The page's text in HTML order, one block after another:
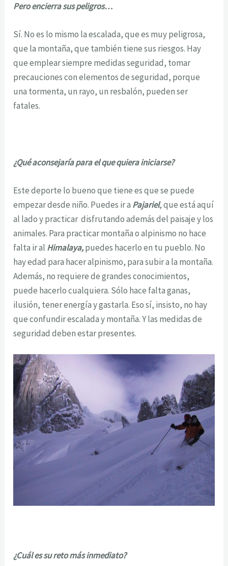
Pero encierra sus peligros…
Sí. No es lo mismo la escalada, que es muy peligrosa,
que la montaña, que también tiene sus riesgos. Hay
que emplear siempre medidas seguridad, tomar
precauciones con elementos de seguridad, porque
una tormenta, un rayo, un resbalón, pueden ser
fatales.
¿Qué aconsejaría para el que quiera iniciarse?
Este deporte lo bueno que tiene es que se puede
empezar desde niño. Puedes ir a Pajariel, que está aquí
al lado y practicar disfrutando además del paisaje y los
animales. Para practicar montaña o alpinismo no hace
falta ir al Himalaya,puedes hacerlo en tu pueblo. No
hay edad para hacer alpinismo, para subir a la montaña.
Además, no requiere de grandes conocimientos,
puede hacerlo cualquiera. Sólo hace falta ganas,
ilusión, tener energía y gastarla. Eso sí, insisto, no hay
que confundir escalada y montaña. Y las medidas de
seguridad deben estar presentes.
¿Cuál es su reto más inmediato?